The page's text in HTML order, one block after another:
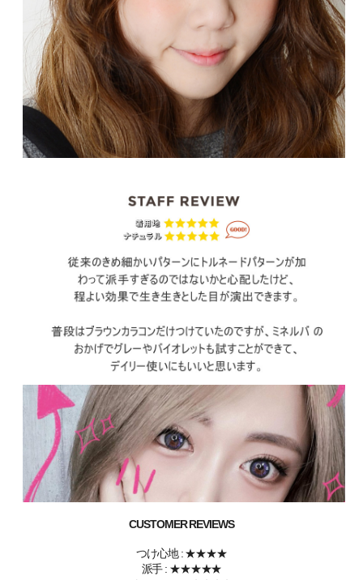
CUSTOMER REVIEWS
つけ心地 : ★★★★
派手 : ★★★★★